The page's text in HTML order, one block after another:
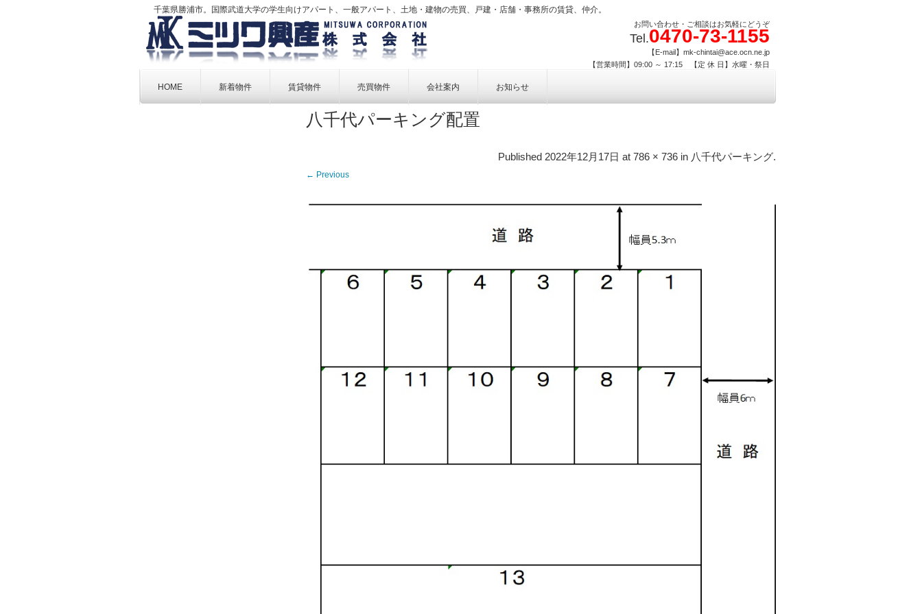
千葉県勝浦市。国際武道大学の学生向けアパート、一般アパート、土地・建物の売買、戸建・店舗・事務所の賃貸、仲介。
お問い合わせ・ご相談はお気軽にどうぞ
Tel.0470-73-1155
【E-mail】mk-chintai@ace.ocn.ne.jp
【営業時間】09:00 ～ 17:15 【定 休 日】水曜・祭日
contentHOME 新着物件 賃貸物件
賃貸物件一覧
売買物件
売買物件一覧
会社案内
事業内容
お問い合せ
お知らせ
八千代パーキング配置
Published 2022年12月17日 at 786 × 736 in 八千代パーキング.
← Previous